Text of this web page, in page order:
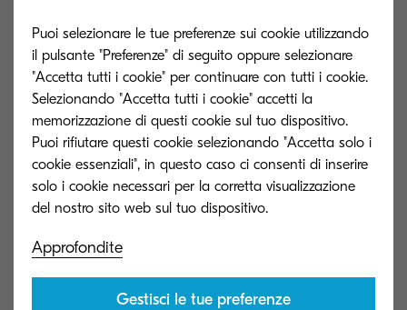
supporto significativo alla gestione dei
documenti, portando vantaggi in termini di
sicurezza, ridondanza e integrità del dato.
Due tecnologie sulle quali i Cio delle aziende
dovranno porre maggiore attenzione nel 2025.
Temi complessi di cui parleremo con Mirko
development di Kyocera Document Solutions
Italia, azienda che ha abbracciato l’approccio
Puoi selezionare le tue preferenze sui cookie utilizzando
il pulsante "Preferenze" di seguito oppure selezionare
"Accetta tutti i cookie" per continuare con tutti i cookie.
Selezionando "Accetta tutti i cookie" accetti la
memorizzazione di questi cookie sul tuo dispositivo.
Puoi rifiutare questi cookie selezionando "Accetta solo i
cookie essenziali", in questo caso ci consenti di inserire
solo i cookie necessari per la corretta visualizzazione
Approfondite
Gestisci le tue preferenze